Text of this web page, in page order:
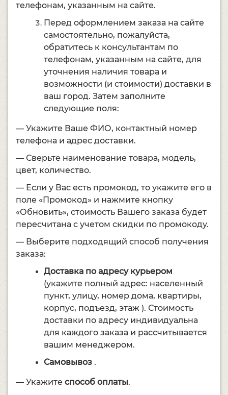
телефонам, указанным на сайте.
Перед оформлением заказа на сайте
самостоятельно, пожалуйста,
обратитесь к консультантам по
телефонам, указанным на сайте, для
уточнения наличия товара и
возможности (и стоимости) доставки в
ваш город. Затем заполните
следующие поля:
— Укажите Ваше ФИО, контактный номер
телефона и адрес доставки.
— Сверьте наименование товара, модель,
цвет, количество.
— Если у Вас есть промокод, то укажите его в
поле «Промокод» и нажмите кнопку
«Обновить», стоимость Вашего заказа будет
пересчитана с учетом скидки по промокоду.
— Выберите подходящий способ получения
заказа:
Доставка по адресу курьером
(укажите полный адрес: населенный
пункт, улицу, номер дома, квартиры,
корпус, подъезд, этаж ). Стоимость
доставки по адресу индивидуальна
для каждого заказа и рассчитывается
вашим менеджером.
Самовывоз .
— Укажите способ оплаты.